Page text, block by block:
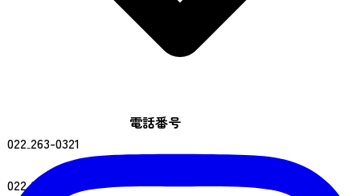
電話番号
022₋263-0321
022₋265-6411